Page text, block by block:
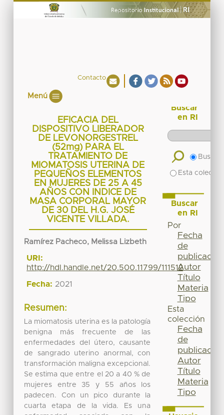
Contacto
Menú
EFICACIA DEL
DISPOSITIVO LIBERADOR
DE LEVONORGESTREL
(52mg) PARA EL
TRATAMIENTO DE
MIOMATOSIS UTERINA DE
PEQUEÑOS ELEMENTOS
EN MUJERES DE 25 A 45
AÑOS CON INDICE DE
MASA CORPORAL MAYOR
DE 30 DEL H.G. JOSÉ
VICENTE VILLADA.
Ramírez Pacheco, Melissa Lizbeth
URI:
http://hdl.handle.net/20.500.11799/111512
Fecha: 2021
Resumen:
La miomatosis uterina es la patología
benigna más frecuente de las
enfermedades del útero, causante
de sangrado uterino anormal, con
transformación maligna excepcional.
Se estima que entre el 20 a 40 % de
mujeres entre 35 y 55 años los
padecen. Con un pico durante la
cuarta etapa de la vida. Es una
Buscar
en RI
Buscar
Esta
Buscar
en RI
Por
Fecha
de
publicación
Autor
Título
Materia
Tipo
Esta
colección
Fecha
de
publicación
Autor
Título
Materia
Tipo